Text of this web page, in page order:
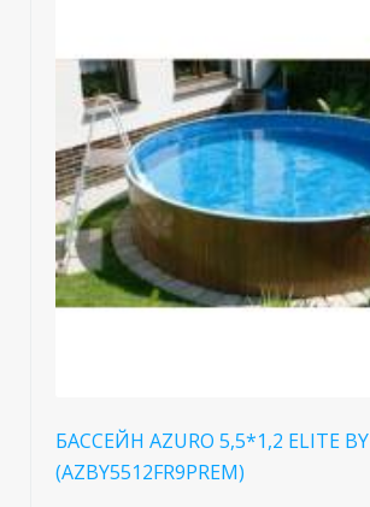
БАССЕЙН AZURO 5,5*1,2 ELITE BY
(AZBY5512FR9PREM)